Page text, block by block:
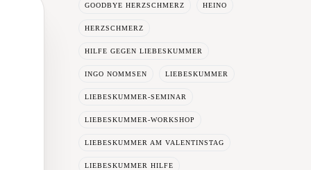
HOME
BOOKING & CONTACT
GOODBYE HERZSCHMERZ HEINO
HERZSCHMERZ
HILFE GEGEN LIEBESKUMMER
INGO NOMMSEN LIEBESKUMMER
LIEBESKUMMER-SEMINAR
LIEBESKUMMER-WORKSHOP
LIEBESKUMMER AM VALENTINSTAG
LIEBESKUMMER HILFE